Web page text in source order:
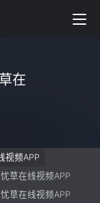
在
视频APP
草在线视频APP
草在线视频APP